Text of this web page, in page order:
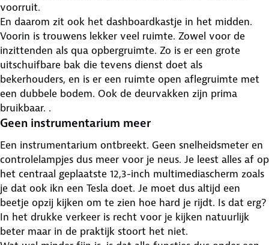
voorruit.
En daarom zit ook het dashboardkastje in het midden.
Voorin is trouwens lekker veel ruimte. Zowel voor de
inzittenden als qua opbergruimte. Zo is er een grote
uitschuifbare bak die tevens dienst doet als
bekerhouders, en is er een ruimte open aflegruimte met
een dubbele bodem. Ook de deurvakken zijn prima
bruikbaar. .
Geen instrumentarium meer
Een instrumentarium ontbreekt. Geen snelheidsmeter en
controlelampjes dus meer voor je neus. Je leest alles af op
het centraal geplaatste 12,3-inch multimediascherm zoals
je dat ook ikn een Tesla doet. Je moet dus altijd een
beetje opzij kijken om te zien hoe hard je rijdt. Is dat erg?
In het drukke verkeer is recht voor je kijken natuurlijk
beter maar in de praktijk stoort het niet.